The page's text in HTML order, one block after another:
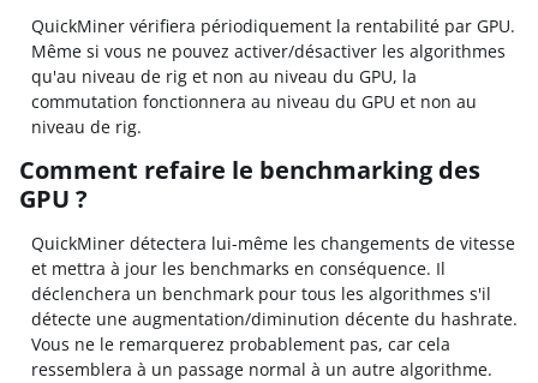
QuickMiner vérifiera périodiquement la rentabilité par GPU.
Même si vous ne pouvez activer/désactiver les algorithmes
qu'au niveau de rig et non au niveau du GPU, la
commutation fonctionnera au niveau du GPU et non au
niveau de rig.
Comment refaire le benchmarking des
GPU ?
QuickMiner détectera lui-même les changements de vitesse
et mettra à jour les benchmarks en conséquence. Il
déclenchera un benchmark pour tous les algorithmes s'il
détecte une augmentation/diminution décente du hashrate.
Vous ne le remarquerez probablement pas, car cela
ressemblera à un passage normal à un autre algorithme.